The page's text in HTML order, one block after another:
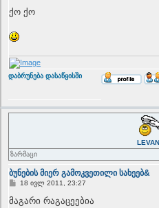
ქო ქო
T
დაბრუნება დასაწყისში
ზარმაცი
ბუნების მიერ გამოკვეთილი სახეებ&
P
s
18 ივლ 2011, 23:27
მაგარი რაგაცეებია